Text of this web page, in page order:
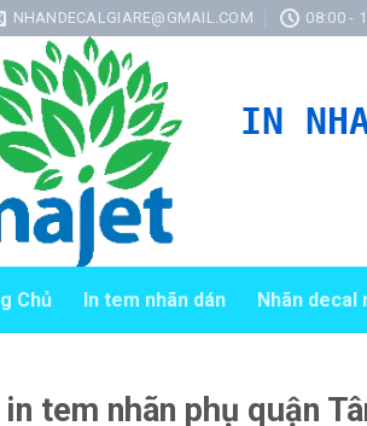
NHANDECALGIARE@GMAIL.COM 08:00 -
IN
Chủ In tem nhãn dán Nhãn decal
tem nhãn phụ quận